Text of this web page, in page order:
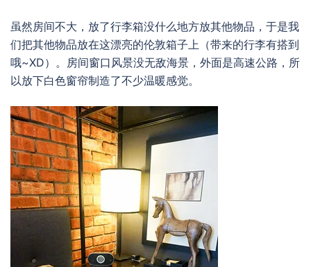
虽然房间不大，放了行李箱没什么地方放其他物品，于是我
们把其他物品放在这漂亮的伦敦箱子上（带来的行李有搭到
哦~XD）。房间窗口风景没无敌海景，外面是高速公路，所
以放下白色窗帘制造了不少温暖感觉。